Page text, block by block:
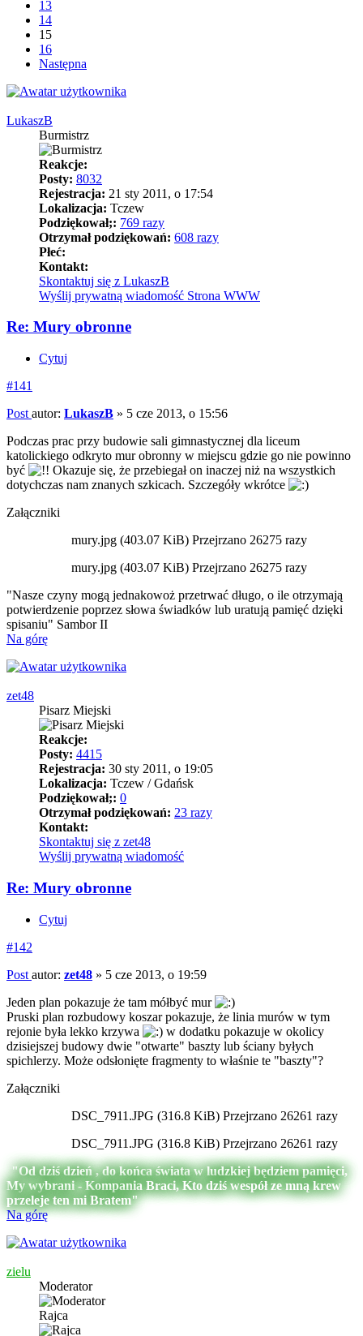
13
14
15
16
Następna
LukaszB
Burmistrz
Reakcje:
Posty: 8032
Rejestracja: 21 sty 2011, o 17:54
Lokalizacja: Tczew
Podziękował;: 769 razy
Otrzymał podziękowań: 608 razy
Płeć:
Kontakt:
Skontaktuj się z LukaszB
Wyślij prywatną wiadomość Strona WWW
Re: Mury obronne
Cytuj
#141
Post autor: LukaszB » 5 cze 2013, o 15:56
Podczas prac przy budowie sali gimnastycznej dla liceum
katolickiego odkryto mur obronny w miejscu gdzie go nie powinno
być
Okazuje się, że przebiegał on inaczej niż na wszystkich
dotychczas nam znanych szkicach. Szczegóły wkrótce
Załączniki
mury.jpg (403.07 KiB) Przejrzano 26275 razy
mury.jpg (403.07 KiB) Przejrzano 26275 razy
"Nasze czyny mogą jednakowoż przetrwać długo, o ile otrzymają
potwierdzenie poprzez słowa świadków lub uratują pamięć dzięki
spisaniu" Sambor II
Na górę
zet48
Pisarz Miejski
Reakcje:
Posty: 4415
Rejestracja: 30 sty 2011, o 19:05
Lokalizacja: Tczew / Gdańsk
Podziękował;: 0
Otrzymał podziękowań: 23 razy
Kontakt:
Skontaktuj się z zet48
Wyślij prywatną wiadomość
Re: Mury obronne
Cytuj
#142
Post autor: zet48 » 5 cze 2013, o 19:59
Jeden plan pokazuje że tam mółbyć mur
Pruski plan rozbudowy koszar pokazuje, że linia murów w tym
rejonie była lekko krzywa
w dodatku pokazuje w okolicy
dzisiejszej budowy dwie "otwarte" baszty lub ściany byłych
spichlerzy. Może odsłonięte fragmenty to właśnie te "baszty"?
Załączniki
DSC_7911.JPG (316.8 KiB) Przejrzano 26261 razy
DSC_7911.JPG (316.8 KiB) Przejrzano 26261 razy
"Od dziś dzień , do końca świata w ludzkiej będziem pamięci,
My wybrani - Kompania Braci, Kto dziś wespół ze mną krew
przeleje ten mi Bratem"
Na górę
zielu
Moderator
Rajca